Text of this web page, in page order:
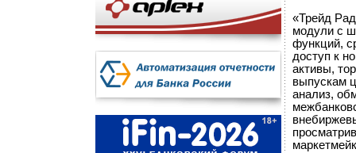
«Трейд
модули с
функций,
доступ к
активы,
выпускам
анализ,